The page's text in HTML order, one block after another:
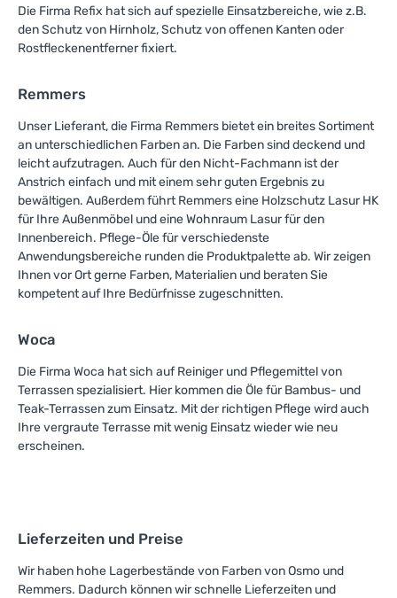
Die Firma Refix hat sich auf spezielle Einsatzbereiche, wie z.B.
den Schutz von Hirnholz, Schutz von offenen Kanten oder
Rostfleckenentferner fixiert.
Remmers
Unser Lieferant, die Firma Remmers bietet ein breites Sortiment
an unterschiedlichen Farben an. Die Farben sind deckend und
leicht aufzutragen. Auch für den Nicht-Fachmann ist der
Anstrich einfach und mit einem sehr guten Ergebnis zu
bewältigen. Außerdem führt Remmers eine Holzschutz Lasur HK
für Ihre Außenmöbel und eine Wohnraum Lasur für den
Innenbereich. Pflege-Öle für verschiedenste
Anwendungsbereiche runden die Produktpalette ab. Wir zeigen
Ihnen vor Ort gerne Farben, Materialien und beraten Sie
kompetent auf Ihre Bedürfnisse zugeschnitten.
Woca
Die Firma Woca hat sich auf Reiniger und Pflegemittel von
Terrassen spezialisiert. Hier kommen die Öle für Bambus- und
Teak-Terrassen zum Einsatz. Mit der richtigen Pflege wird auch
Ihre vergraute Terrasse mit wenig Einsatz wieder wie neu
erscheinen.
Lieferzeiten und Preise
Wir haben hohe Lagerbestände von Farben von Osmo und
Remmers. Dadurch können wir schnelle Lieferzeiten und